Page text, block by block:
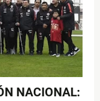
NACIONAL: